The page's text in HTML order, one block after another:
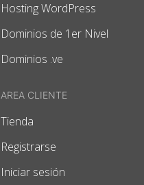
Hosting WordPress
Dominios de 1er Nivel
Dominios .ve
AREA CLIENTE
Tienda
Registrarse
Iniciar sesión